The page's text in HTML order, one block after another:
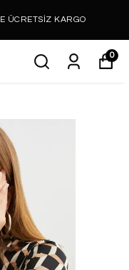
ÜCRETSİZ KARGO
0